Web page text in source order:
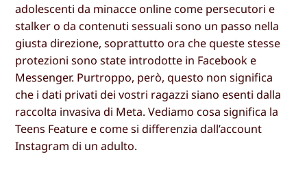
adolescenti da minacce online come persecutori e
stalker o da contenuti sessuali sono un passo nella
giusta direzione, soprattutto ora che queste stesse
protezioni sono state introdotte in Facebook e
Messenger. Purtroppo, però, questo non significa
che i dati privati dei vostri ragazzi siano esenti dalla
raccolta invasiva di Meta. Vediamo cosa significa la
Teens Feature e come si differenzia dall’account
Instagram di un adulto.